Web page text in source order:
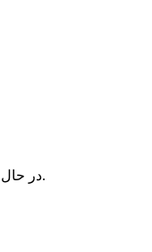
در حال حاضر سبد خرید شما خالی می‌باشد.